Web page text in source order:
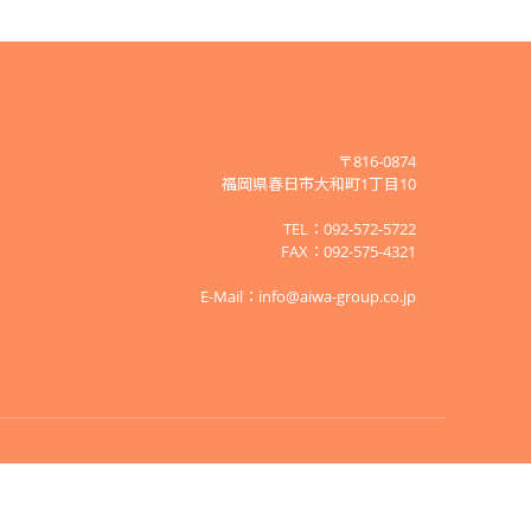
〒816-0874
福岡県春日市大和町1丁目10
TEL：092-572-5722
FAX：092-575-4321
E-Mail： info@aiwa-group.co.jp